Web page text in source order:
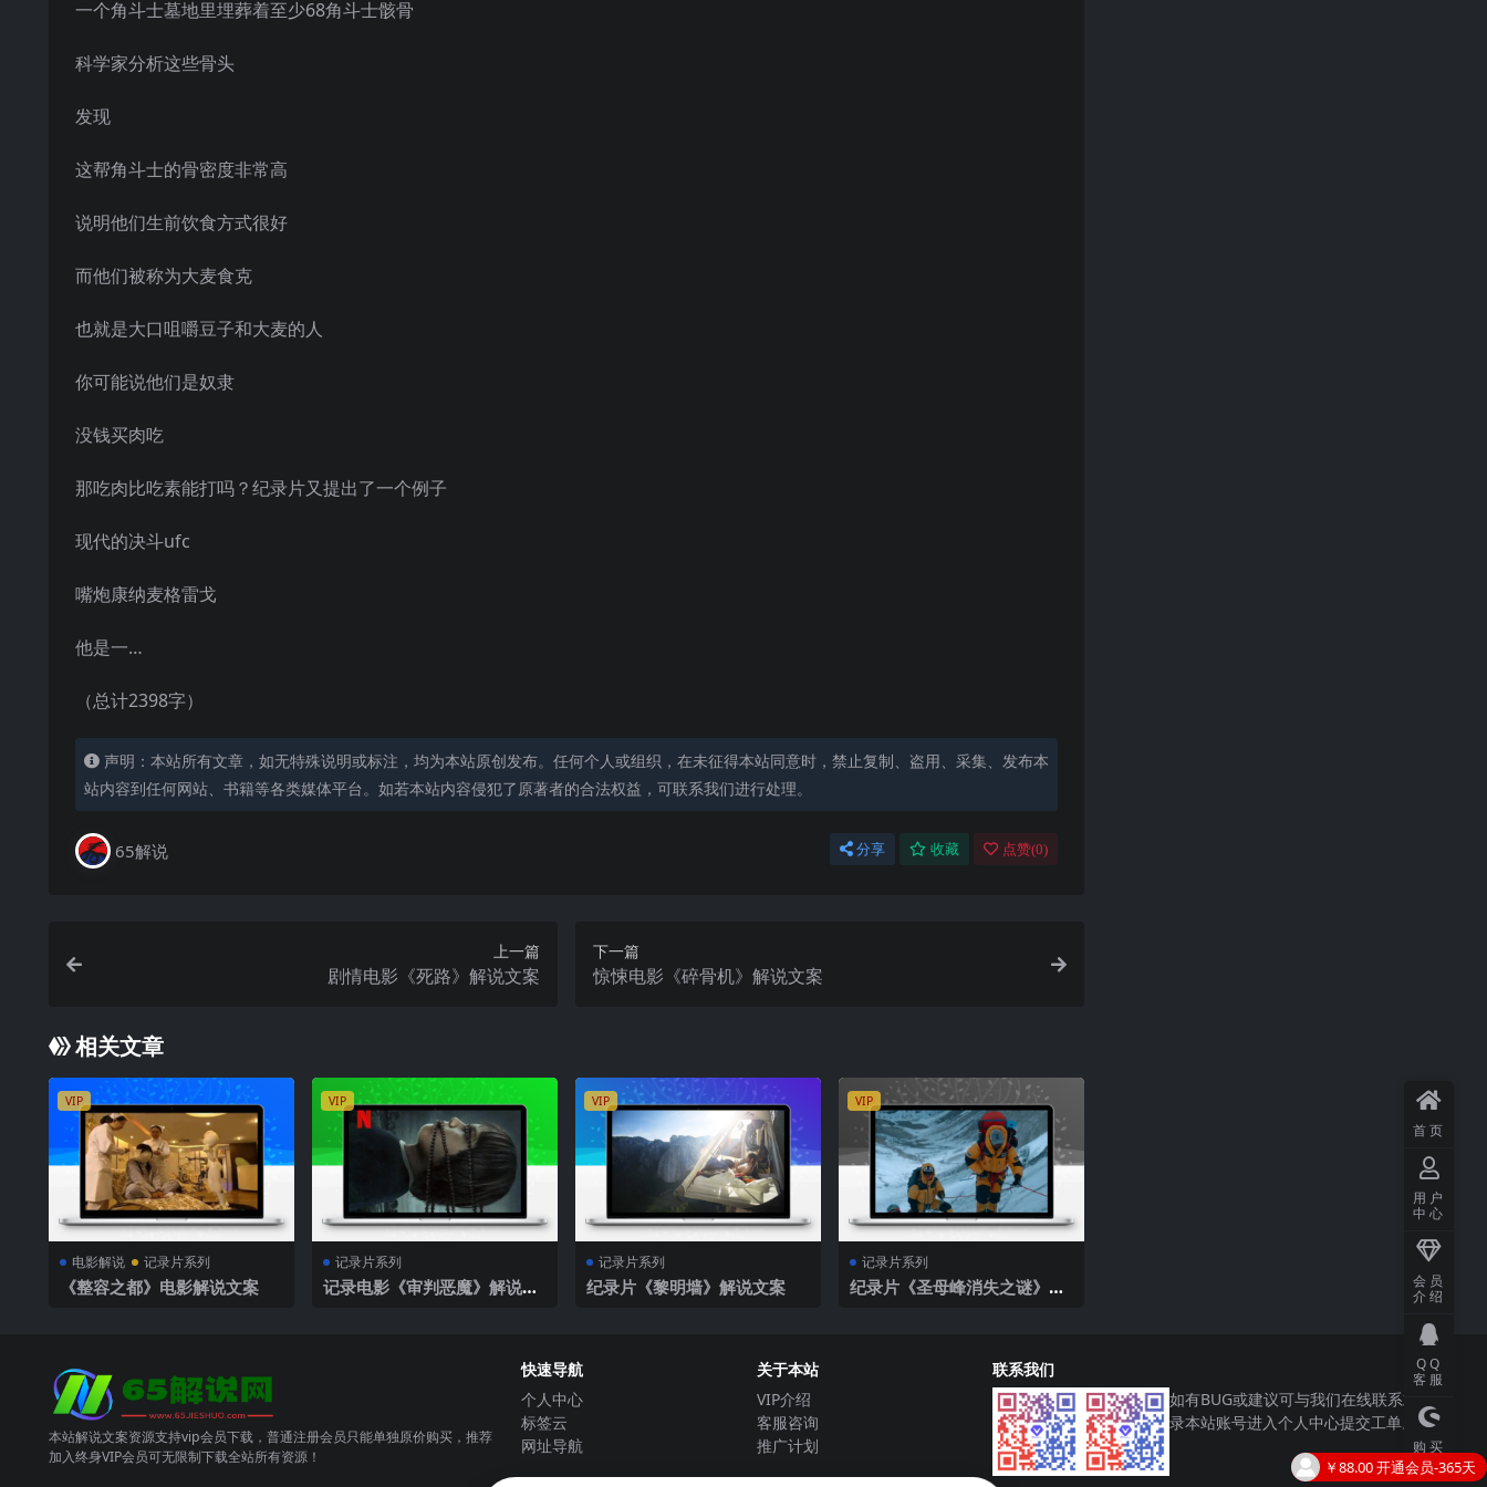
一个角斗士墓地里埋葬着至少68角斗士骸骨
科学家分析这些骨头
发现
这帮角斗士的骨密度非常高
说明他们生前饮食方式很好
而他们被称为大麦食克
也就是大口咀嚼豆子和大麦的人
你可能说他们是奴隶
没钱买肉吃
那吃肉比吃素能打吗？纪录片又提出了一个例子
现代的决斗ufc
嘴炮康纳麦格雷戈
他是一…
（总计2398字）
声明：本站所有文章，如无特殊说明或标注，均为本站原创发布。任何个人或组织，在未征得本站同意时，禁止复制、盗用、采集、发布本
站内容到任何网站、书籍等各类媒体平台。如若本站内容侵犯了原著者的合法权益，可联系我们进行处理。
65解说 分享 收藏 点赞(0)
上一篇
剧情电影《死路》解说文案
下一篇
惊悚电影《碎骨机》解说文案
相关文章
VIP
电影解说 记录片系列
《整容之都》电影解说文案
VIP
记录片系列
记录电影《审判恶魔》解说文
VIP
记录片系列
纪录片《黎明墙》解说文案
VIP
记录片系列
纪录片《圣母峰消失之谜》解
本站解说文案资源支持vip会员下载，普通注册会员只能单独原价购买，推荐
加入终身VIP会员可无限制下载全站所有资源！
快速导航
个人中心
标签云
网址导航
关于本站
VIP介绍
客服咨询
推广计划
联系我们
如有BUG或建议可与我们在线联系或登
录本站账号进入个人中心提交工单。
首页
用户
中心
会员
介绍
QQ
客服
购买
主题
￥6.00购买了 战争电影《赛德克·巴莱：太阳旗》解说文案